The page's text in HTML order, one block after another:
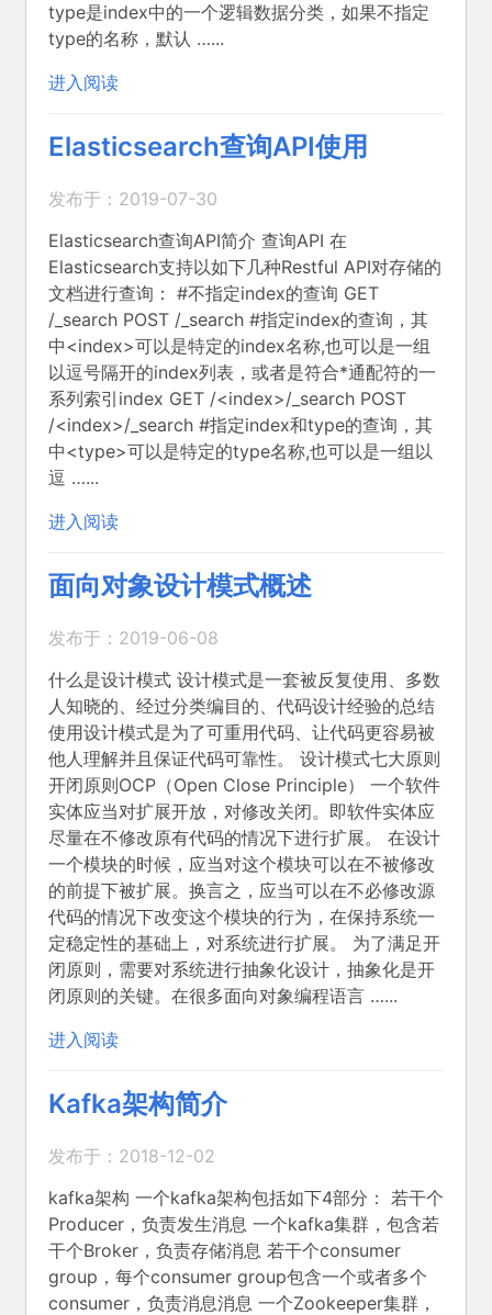
type是index中的一个逻辑数据分类，如果不指定
type的名称，默认 …...
进入阅读
Elasticsearch查询API使用
发布于：2019-07-30
Elasticsearch查询API简介 查询API 在
Elasticsearch支持以如下几种Restful API对存储的
文档进行查询： #不指定index的查询 GET
/_search POST /_search #指定index的查询，其
中<index>可以是特定的index名称,也可以是一组
以逗号隔开的index列表，或者是符合*通配符的一
系列索引index GET /<index>/_search POST
/<index>/_search #指定index和type的查询，其
中<type>可以是特定的type名称,也可以是一组以
逗 …...
进入阅读
面向对象设计模式概述
发布于：2019-06-08
什么是设计模式 设计模式是一套被反复使用、多数
人知晓的、经过分类编目的、代码设计经验的总结
使用设计模式是为了可重用代码、让代码更容易被
他人理解并且保证代码可靠性。 设计模式七大原则
开闭原则OCP（Open Close Principle） 一个软件
实体应当对扩展开放，对修改关闭。即软件实体应
尽量在不修改原有代码的情况下进行扩展。 在设计
一个模块的时候，应当对这个模块可以在不被修改
的前提下被扩展。换言之，应当可以在不必修改源
代码的情况下改变这个模块的行为，在保持系统一
定稳定性的基础上，对系统进行扩展。 为了满足开
闭原则，需要对系统进行抽象化设计，抽象化是开
闭原则的关键。在很多面向对象编程语言 …...
进入阅读
Kafka架构简介
发布于：2018-12-02
kafka架构 一个kafka架构包括如下4部分： 若干个
Producer，负责发生消息 一个kafka集群，包含若
干个Broker，负责存储消息 若干个consumer
group，每个consumer group包含一个或者多个
consumer，负责消息消息 一个Zookeeper集群，